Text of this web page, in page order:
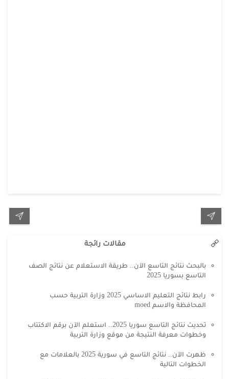
مقالات رائجة
بالبحث نتائج التاسع الآن.. طريقة الاستعلام عن نتائج الصف
التاسع بسوريا 2025
رابط نتائج التعليم الاساسي 2025 وزارة التربية حسب
المحافظة والاسم moed
تحديث نتائج التاسع سوريا 2025.. استعلم الآن برقم الاكتتاب
وخطوات معرفة النتيجة من موقع وزارة التربية
ظهرت الآن.. نتائج التاسع في سورية 2025 بالعلامات مع
الخطوات التالية